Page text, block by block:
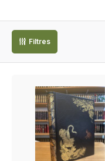
Filtres